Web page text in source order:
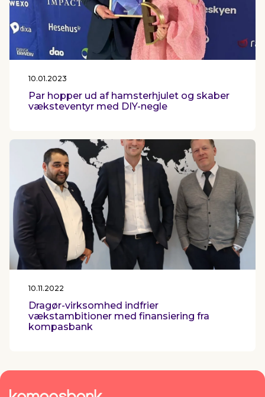
10.01.2023
Par hopper ud af hamsterhjulet og skaber
væksteventyr med DIY-negle
10.11.2022
Dragør-virksomhed indfrier
vækstambitioner med finansiering fra
kompasbank